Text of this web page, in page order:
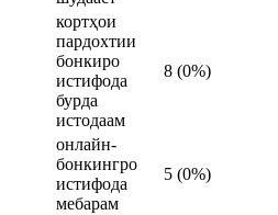
кортҳои
пардохтии
бонкиро
истифода
бурда
истодаам
8 (0%)
онлайн-
бонкингро
истифода
мебарам
5 (0%)